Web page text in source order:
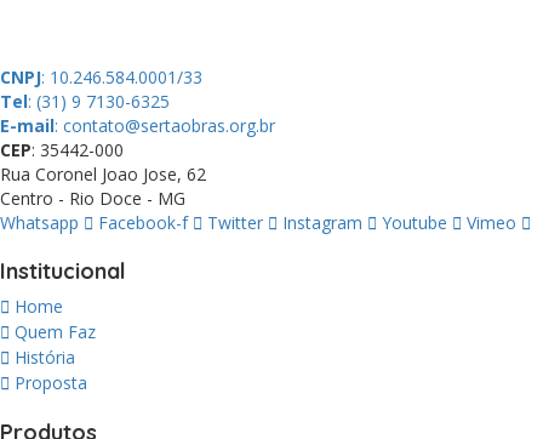
CNPJ: 10.246.584.0001/33
Tel: (31) 9 7130-6325
E-mail: contato@sertaobras.org.br
CEP: 35442-000
Rua Coronel Joao Jose, 62
Centro - Rio Doce - MG
Whatsapp
Facebook-f Twitter Instagram Youtube Vimeo
Institucional
Home
Quem Faz
História
Proposta
Produtos